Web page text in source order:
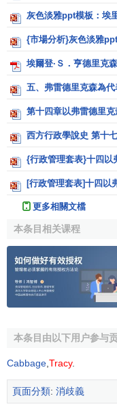
灰色淡雅ppt模板：埃
{市場分析}灰色淡雅
埃爾登·Ｓ．亨德里克
五、弗雷德里克森為
第十四章以弗雷德里
西方行政學說史 第十
{行政管理套表}十四以
[行政管理套表]十四以
更多相關文檔
本条目相关课程
本条目由以下用户参与
Cabbage Tracy.
頁面分類: 消歧義